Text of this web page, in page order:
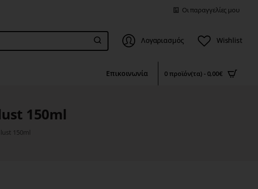
Οι παραγγελίες μου
Λογαριασμός Wishlist
Επικοινωνία 0 προϊόν(τα) - 0,00€
150ml
150ml